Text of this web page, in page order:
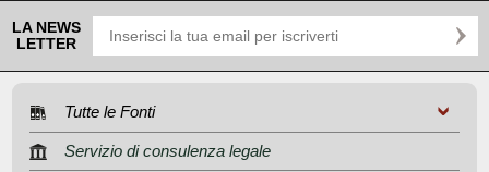
LA NEWS
LETTER
Tutte le Fonti
Servizio di consulenza legale